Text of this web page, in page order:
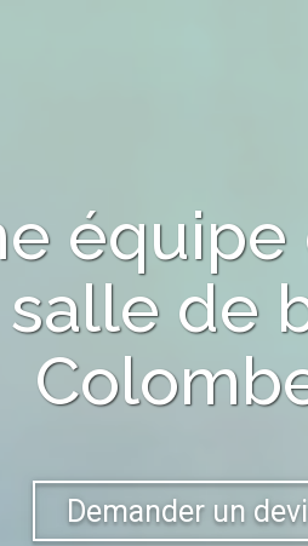
équipe
de
Demander un